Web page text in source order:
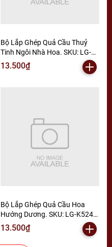
Bộ Lắp Ghép Quả Cầu Thuỷ
Tinh Ngôi Nhà Hoa. SKU: LG-
K542 (VAT 001-06-11)-K110-
T2-S12 ( K6-T3-S1)
13.500₫
Bộ Lắp Ghép Quả Cầu Hoa
Hướng Dương. SKU: LG-K524
(VAT 001-06-11) - K3-T2-S3
13.500₫